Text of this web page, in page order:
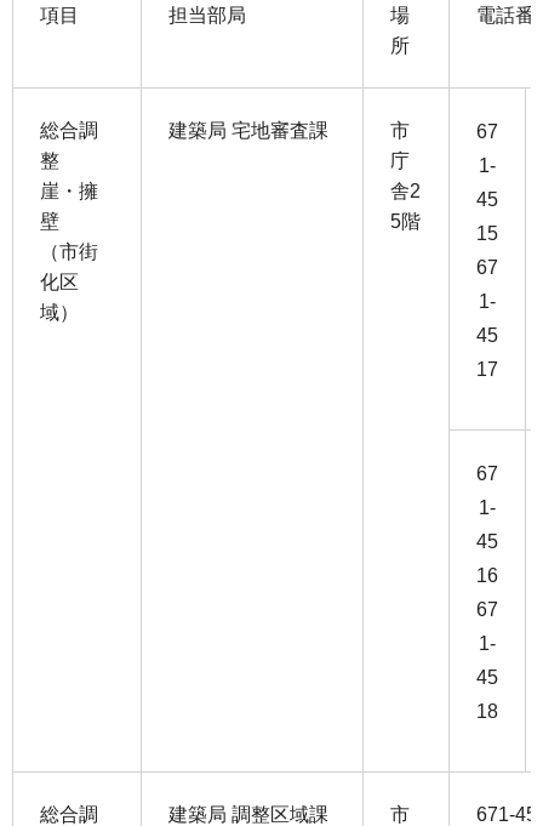
項目 担当部局
場
所
電話番
総合調
整
崖・擁
壁
（市街
化区
域）
建築局 宅地審査課
市
庁
舎2
5階
67
1-
45
15
67
1-
45
17
67
1-
45
16
67
1-
45
18
総合調
建築局 調整区域課
市
671-